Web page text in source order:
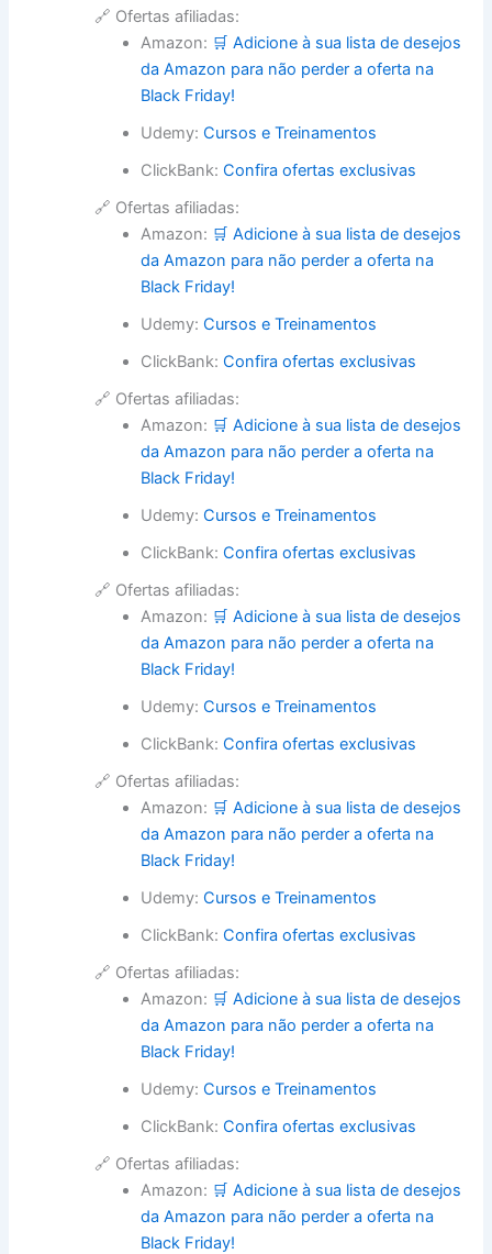
🔗 Ofertas afiliadas:
Amazon: 🛒 Adicione à sua lista de desejos
da Amazon para não perder a oferta na
Black Friday!
Udemy:Cursos e Treinamentos
ClickBank:Confira ofertas exclusivas
🔗 Ofertas afiliadas:
Amazon: 🛒 Adicione à sua lista de desejos
da Amazon para não perder a oferta na
Black Friday!
Udemy:Cursos e Treinamentos
ClickBank:Confira ofertas exclusivas
🔗 Ofertas afiliadas:
Amazon: 🛒 Adicione à sua lista de desejos
da Amazon para não perder a oferta na
Black Friday!
Udemy:Cursos e Treinamentos
ClickBank:Confira ofertas exclusivas
🔗 Ofertas afiliadas:
Amazon: 🛒 Adicione à sua lista de desejos
da Amazon para não perder a oferta na
Black Friday!
Udemy:Cursos e Treinamentos
ClickBank:Confira ofertas exclusivas
🔗 Ofertas afiliadas:
Amazon: 🛒 Adicione à sua lista de desejos
da Amazon para não perder a oferta na
Black Friday!
Udemy:Cursos e Treinamentos
ClickBank:Confira ofertas exclusivas
🔗 Ofertas afiliadas:
Amazon: 🛒 Adicione à sua lista de desejos
da Amazon para não perder a oferta na
Black Friday!
Udemy:Cursos e Treinamentos
ClickBank:Confira ofertas exclusivas
🔗 Ofertas afiliadas:
Amazon: 🛒 Adicione à sua lista de desejos
da Amazon para não perder a oferta na
Black Friday!